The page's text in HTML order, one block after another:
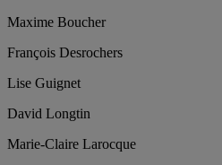
Maxime Boucher
François Desrochers
Lise Guignet
David Longtin
Marie-Claire Larocque